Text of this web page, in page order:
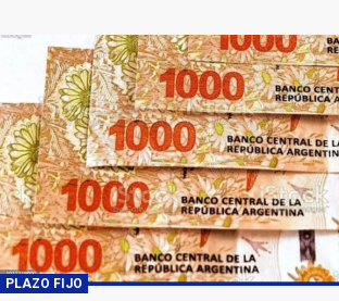
PLAZO FIJO